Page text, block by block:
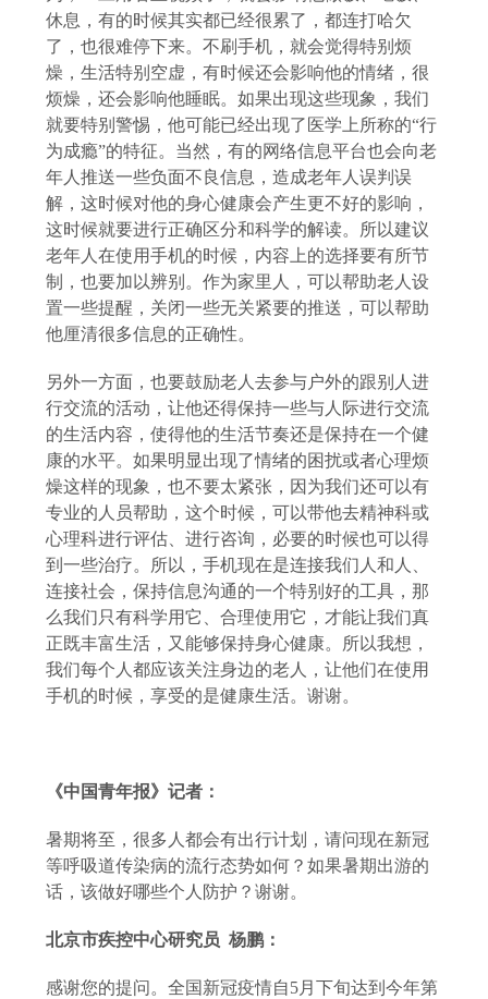
休息，有的时候其实都已经很累了，都连打哈欠
了，也很难停下来。不刷手机，就会觉得特别烦
燥，生活特别空虚，有时候还会影响他的情绪，很
烦燥，还会影响他睡眠。如果出现这些现象，我们
就要特别警惕，他可能已经出现了医学上所称的“行
为成瘾”的特征。当然，有的网络信息平台也会向老
年人推送一些负面不良信息，造成老年人误判误
解，这时候对他的身心健康会产生更不好的影响，
这时候就要进行正确区分和科学的解读。所以建议
老年人在使用手机的时候，内容上的选择要有所节
制，也要加以辨别。作为家里人，可以帮助老人设
置一些提醒，关闭一些无关紧要的推送，可以帮助
他厘清很多信息的正确性。
另外一方面，也要鼓励老人去参与户外的跟别人进
行交流的活动，让他还得保持一些与人际进行交流
的生活内容，使得他的生活节奏还是保持在一个健
康的水平。如果明显出现了情绪的困扰或者心理烦
燥这样的现象，也不要太紧张，因为我们还可以有
专业的人员帮助，这个时候，可以带他去精神科或
心理科进行评估、进行咨询，必要的时候也可以得
到一些治疗。所以，手机现在是连接我们人和人、
连接社会，保持信息沟通的一个特别好的工具，那
么我们只有科学用它、合理使用它，才能让我们真
正既丰富生活，又能够保持身心健康。所以我想，
我们每个人都应该关注身边的老人，让他们在使用
手机的时候，享受的是健康生活。谢谢。
《中国青年报》记者：
暑期将至，很多人都会有出行计划，请问现在新冠
等呼吸道传染病的流行态势如何？如果暑期出游的
话，该做好哪些个人防护？谢谢。
北京市疾控中心研究员 杨鹏：
感谢您的提问。全国新冠疫情自5月下旬达到今年第